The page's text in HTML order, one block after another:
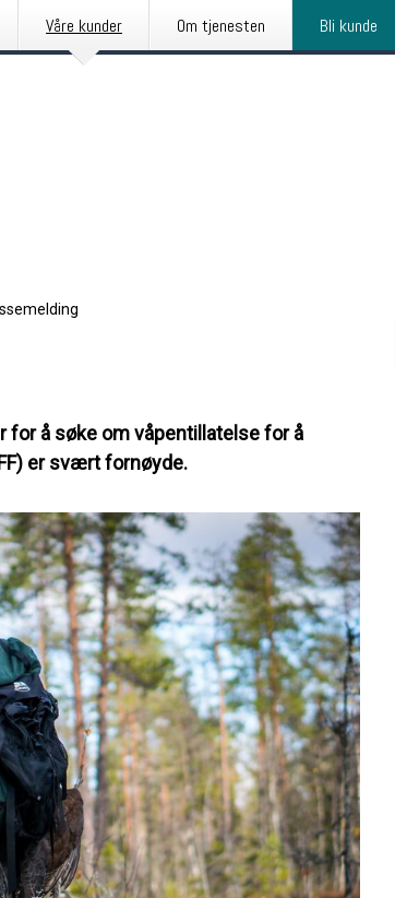
Våre kunder Om tjenesten Bli kunde
for å søke om våpentillatelse for å
er svært fornøyde.